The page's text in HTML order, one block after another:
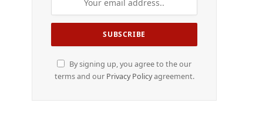
By signing up, you agree to the our
terms and our Privacy Policyagreement.